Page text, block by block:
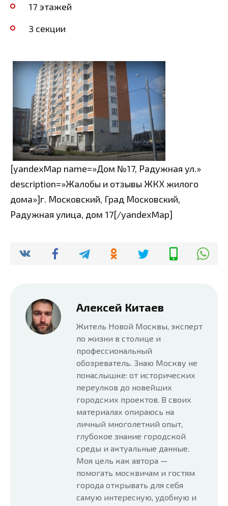
17 этажей
3 секции
[yandexMap name=»Дом №17, Радужная ул.»
description=»Жалобы и отзывы ЖКХ жилого
дома»]г. Московский, Град Московский,
Радужная улица, дом 17[/yandexMap]
Алексей Китаев
Житель Новой Москвы, эксперт
по жизни в столице и
профессиональный
обозреватель. Знаю Москву не
понаслышке: от исторических
переулков до новейших
городских проектов. В своих
материалах опираюсь на
личный многолетний опыт,
глубокое знание городской
среды и актуальные данные.
Моя цель как автора —
помогать москвичам и гостям
города открывать для себя
самую интересную, удобную и